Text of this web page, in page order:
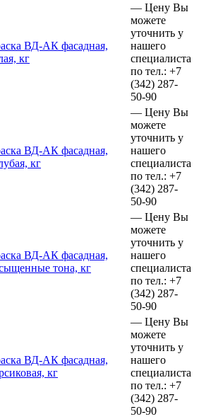
ВД-АК фасадная,
кг
— Цену Вы
можете
уточнить у
нашего
специалиста
по тел.: +7
(342) 287-
50-90
ВД-АК фасадная,
кг
— Цену Вы
можете
уточнить у
нашего
специалиста
по тел.: +7
(342) 287-
50-90
ВД-АК фасадная,
тона, кг
— Цену Вы
можете
уточнить у
нашего
специалиста
по тел.: +7
(342) 287-
50-90
ВД-АК фасадная,
кг
— Цену Вы
можете
уточнить у
нашего
специалиста
по тел.: +7
(342) 287-
50-90